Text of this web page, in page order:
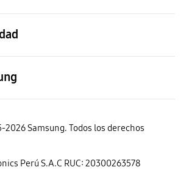
Samsung. Todos los derechos
Perú S.A.C RUC: 20300263578